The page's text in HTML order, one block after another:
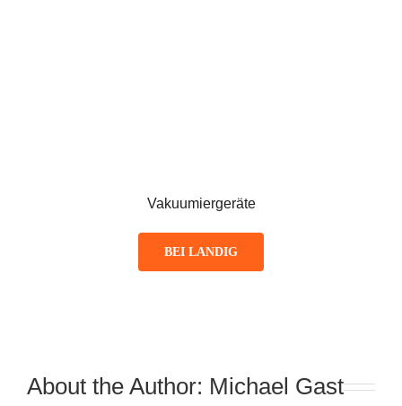
Vakuumiergeräte
BEI LANDIG
About the Author: Michael Gast